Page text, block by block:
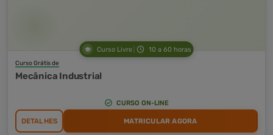
Curso Livre 10 a 60 horas
Curso Grátis de
Mecânica Industrial
CURSO ON-LINE
DETALHES MATRICULAR AGORA